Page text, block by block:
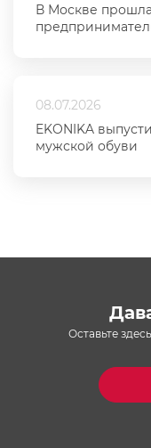
В Москве
08.07.2026
EKONIKA
мужской обуви
Оставьте